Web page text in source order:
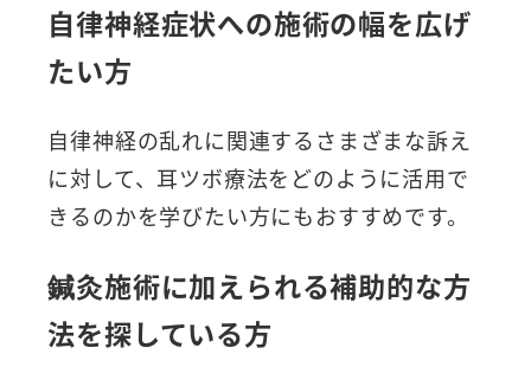
自律神経症状への施術の幅を広げ
たい方
自律神経の乱れに関連するさまざまな訴え
に対して、耳ツボ療法をどのように活用で
きるのかを学びたい方にもおすすめです。
鍼灸施術に加えられる補助的な方
法を探している方